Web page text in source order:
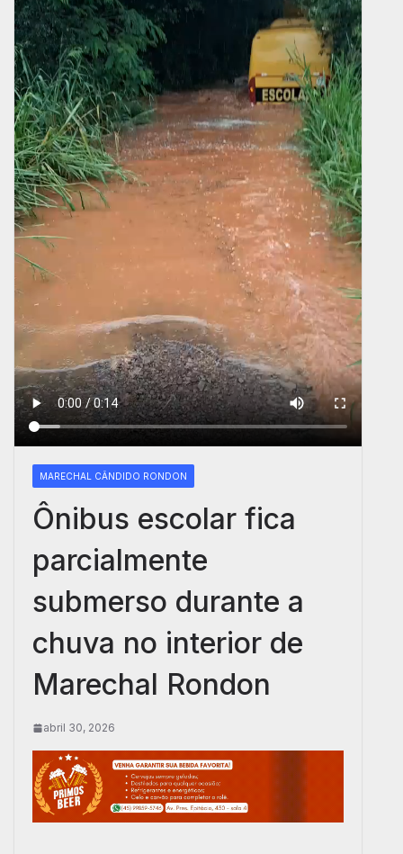
MARECHAL CÂNDIDO RONDON
Ônibus escolar fica
parcialmente
submerso durante a
chuva no interior de
Marechal Rondon
abril 30, 2026